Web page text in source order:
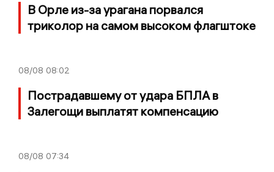
В Орле из-за урагана порвался
триколор на самом высоком флагштоке
08/08 08:02
Пострадавшему от удара БПЛА в
Залегощи выплатят компенсацию
08/08 07:34